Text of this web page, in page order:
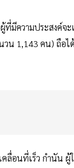
ที่มีความประสงค์
น 1,143 คน) ถือ
ลื่อนที่เร็ว กำนัน ผู้